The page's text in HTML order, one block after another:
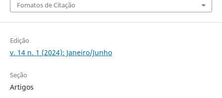
Fomatos de Citação
Edição
v. 14 n. 1 (2024): Janeiro/Junho
Seção
Artigos